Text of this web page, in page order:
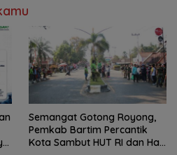
Semangat Gotong Royong,
Pemkab Bartim Percantik
Kota Sambut HUT RI dan Hari